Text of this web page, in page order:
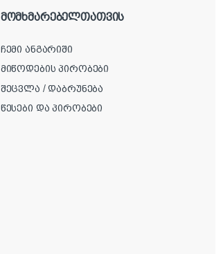
მომხმარებელთათვის
ჩემი ანგარიში
მიწოდების პირობები
შეცვლა / დაბრუნება
წესები და პირობები